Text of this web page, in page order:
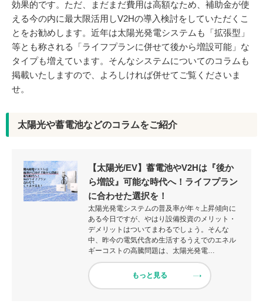
効果的です。ただ、まだまだ費用は高額なため、補助金が使
える今の内に最大限活用しV2Hの導入検討をしていただくこ
とをお勧めします。近年は太陽光発電システムも「拡張型」
等とも称される「ライフプランに併せて後から増設可能」な
タイプも増えています。そんなシステムについてのコラムも
掲載いたしますので、よろしければ併せてご覧くださいま
せ。
太陽光や蓄電池などのコラムをご紹介
【太陽光/EV】蓄電池やV2Hは『後か
ら増設』可能な時代へ！ライフプラン
に合わせた選択を！
太陽光発電システムの普及率が年々上昇傾向に
ある今日ですが、やはり設備投資のメリット・
デメリットはついてまわるでしょう。そんな
中、昨今の電気代含め生活するうえでのエネル
ギーコストの高騰問題は、太陽光発電…
もっと見る